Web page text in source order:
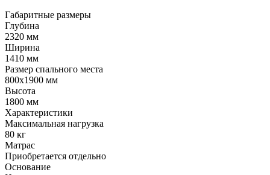
Габаритные размеры
Глубина
2320 мм
Ширина
1410 мм
Размер спального места
800х1900 мм
Высота
1800 мм
Характеристики
Максимальная нагрузка
80 кг
Матрас
Приобретается отдельно
Основание